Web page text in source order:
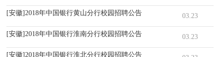
[安徽]2018年中国银行黄山分行校园招聘公告 03.23
[安徽]2018年中国银行淮南分行校园招聘公告 03.23
[安徽]2018年中国银行淮北分行校园招聘公告